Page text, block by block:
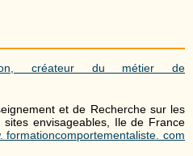
créateur du métier de
et de Recherche sur les
sites envisageables, Ile de France
formationcomportementaliste. com